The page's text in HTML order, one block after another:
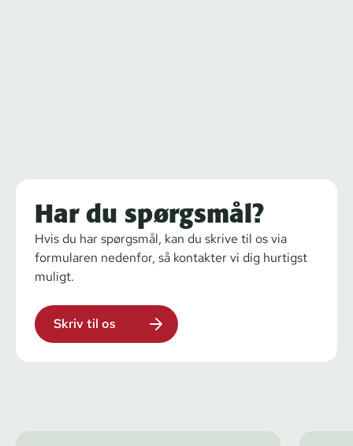
Har du spørgsmål?
Hvis du har spørgsmål, kan du skrive til os via
formularen nedenfor, så kontakter vi dig hurtigst
muligt.
Skriv til os